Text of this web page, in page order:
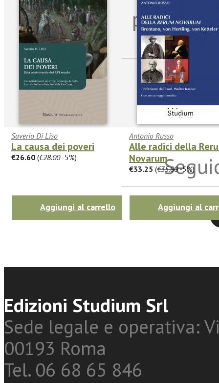
Saverio Di Liso
La causa dei poveri
€26.60 (€28.00-5%)
Aggiungi al carrello
Antonio Russo
Alle radici della
Novarum
€33.25 (€35.00-5%)
Aggiungi al
per
sulle
Edizioni Studium Srl
Sede legale e operativa:
00193 Roma
Tel. 06 68 65 846